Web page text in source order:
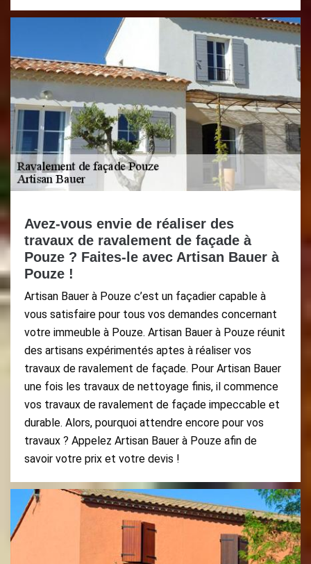
Avez-vous envie de réaliser des
travaux de ravalement de façade à
Pouze ? Faites-le avec Artisan Bauer à
Pouze !
Artisan Bauer à Pouze c’est un façadier capable à
vous satisfaire pour tous vos demandes concernant
votre immeuble à Pouze. Artisan Bauer à Pouze réunit
des artisans expérimentés aptes à réaliser vos
travaux de ravalement de façade. Pour Artisan Bauer
une fois les travaux de nettoyage finis, il commence
vos travaux de ravalement de façade impeccable et
durable. Alors, pourquoi attendre encore pour vos
travaux ? Appelez Artisan Bauer à Pouze afin de
savoir votre prix et votre devis !